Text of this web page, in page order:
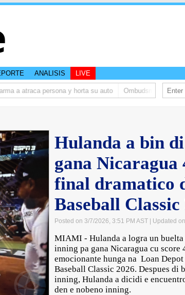
ANALISIS LIVE
a atraca persona y horta su auto Ombudsman ta bishita
Hulanda a bin
gana Nicaragua
final dramatico
Baseball Classic
Posted on 3/7/2026, 3:51 PM AST | Updated
MIAMI - Hulanda a logra un
inning pa gana Nicaragua cu score
emocionante hunga na Loan
Baseball Classic 2026. Despues di
inning, Hulanda a dicidi e
den e nobeno inning.